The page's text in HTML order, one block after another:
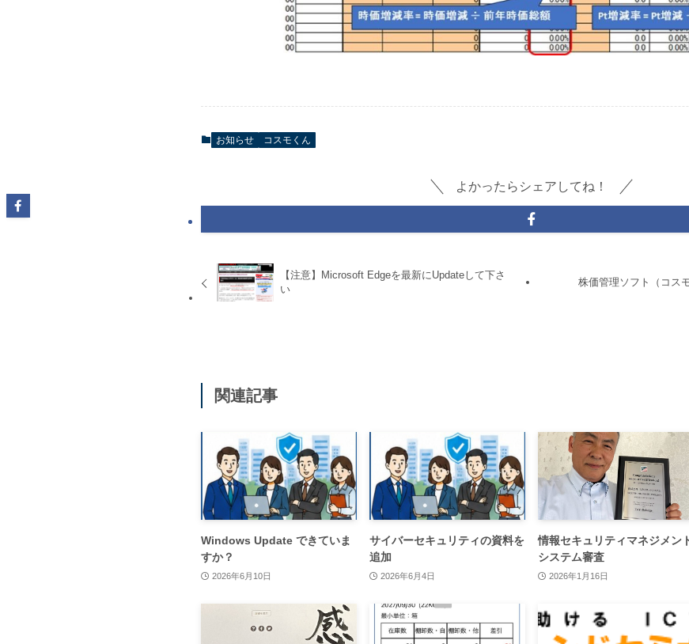
お知らせ コスモくん
よかったらシェアしてね！
【注意】Microsoft Edgeを最新にUpdateして下さ
い
株価管理ソフト（コス
関連記事
Windows Update できていま
すか？
2026年6月10日
サイバーセキュリティの資料を
追加
2026年6月4日
情報セキュリティマネジメン
システム審査
2026年1月16日